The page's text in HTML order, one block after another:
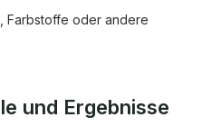
Farbstoffe oder andere
und Ergebnisse